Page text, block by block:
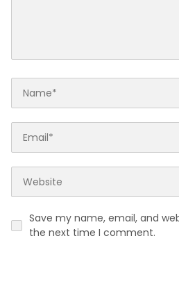
Save my name, email, and
the next time I comment.